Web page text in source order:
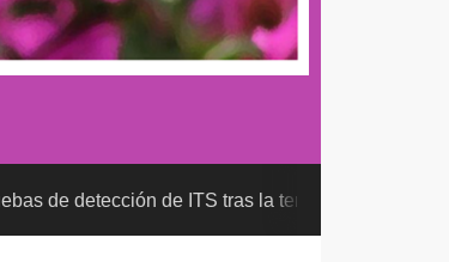
de ITS tras la temporada futbolera,